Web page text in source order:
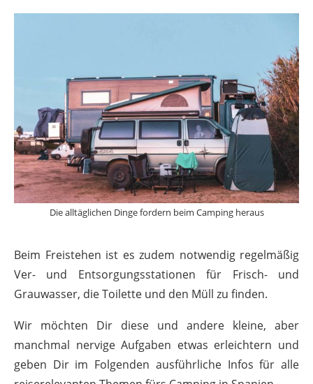
Die alltäglichen Dinge fordern beim Camping heraus
Beim Freistehen ist es zudem notwendig regelmäßig
Ver- und Entsorgungsstationen für Frisch- und
Grauwasser, die Toilette und den Müll zu finden.
Wir möchten Dir diese und andere kleine, aber
manchmal nervige Aufgaben etwas erleichtern und
geben Dir im Folgenden ausführliche Infos für alle